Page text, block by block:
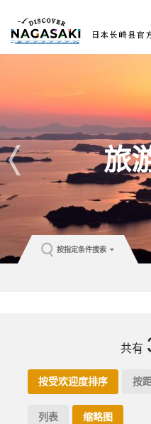
旅
按指定条件搜索
共有
按受欢迎度排序 按
列表 缩略图